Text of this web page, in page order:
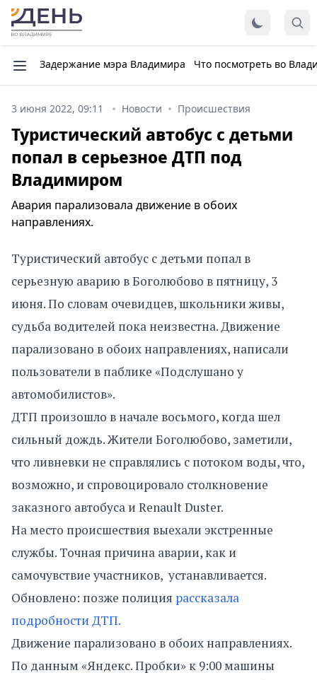
Задержание мэра Владимира Что посмотреть во
3 июня 2022, 09:11 Новости Происшествия
Туристический автобус с детьми
попал в серьезное ДТП под
Владимиром
Авария парализовала движение в обоих
направлениях.
Туристический автобус с детьми попал в
серьезную аварию в Боголюбово в пятницу, 3
июня. По словам очевидцев, школьники живы,
судьба водителей пока неизвестна. Движение
парализовано в обоих направлениях, написали
пользователи в паблике «Подслушано у
автомобилистов».
ДТП произошло в начале восьмого, когда шел
сильный дождь. Жители Боголюбово, заметили,
что ливневки не справлялись с потоком воды, что,
возможно, и спровоцировало столкновение
заказного автобуса и Renault Duster.
На место происшествия выехали экстренные
службы. Точная причина аварии, как и
самочувствие участников, устанавливается.
Обновлено: позже полиция рассказала
подробности ДТП.
Движение парализовано в обоих направлениях.
По данным «Яндекс. Пробки» к 9:00 машины